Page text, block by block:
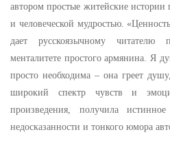
автором простые житейские
и человеческой мудростью.
дает русскоязычному
менталитете простого армянина. Я
просто необходима – она греет
широкий спектр чувств и
произведения, получила
недосказанности и тонкого юмора